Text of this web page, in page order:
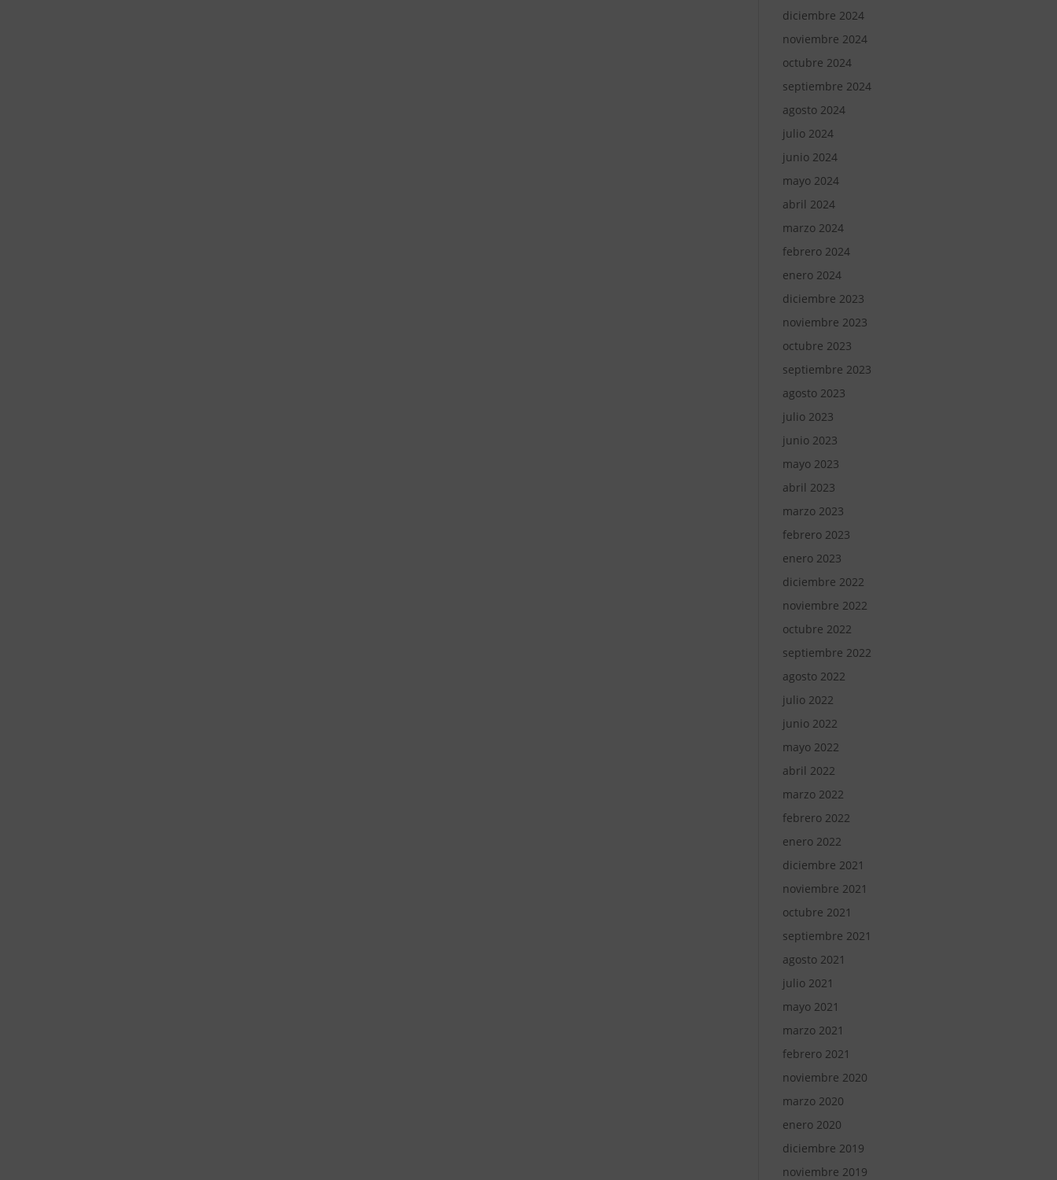
diciembre 2024
noviembre 2024
octubre 2024
septiembre 2024
agosto 2024
julio 2024
junio 2024
mayo 2024
abril 2024
marzo 2024
febrero 2024
enero 2024
diciembre 2023
noviembre 2023
octubre 2023
septiembre 2023
agosto 2023
julio 2023
junio 2023
mayo 2023
abril 2023
marzo 2023
febrero 2023
enero 2023
diciembre 2022
noviembre 2022
octubre 2022
septiembre 2022
agosto 2022
julio 2022
junio 2022
mayo 2022
abril 2022
marzo 2022
febrero 2022
enero 2022
diciembre 2021
noviembre 2021
octubre 2021
septiembre 2021
agosto 2021
julio 2021
mayo 2021
marzo 2021
febrero 2021
noviembre 2020
marzo 2020
enero 2020
diciembre 2019
noviembre 2019